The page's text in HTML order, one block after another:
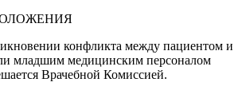
конфликта между пациентом и
младшим медицинским персоналом
Врачебной Комиссией.